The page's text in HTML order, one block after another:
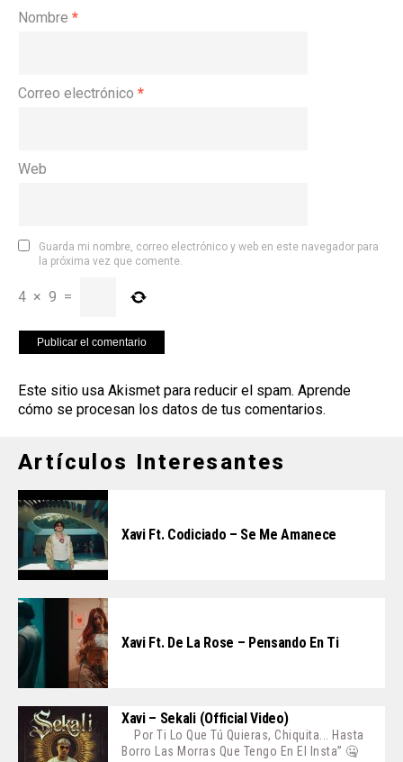
Nombre *
Correo electrónico *
Web
Guarda mi nombre, correo electrónico y web en este navegador para
la próxima vez que comente.
4 × 9 =
Este sitio usa Akismet para reducir el spam. Aprende
cómo se procesan los datos de tus comentarios.
Artículos Interesantes
Xavi Ft. Codiciado – Se Me Amanece
Xavi Ft. De La Rose – Pensando En Ti
Xavi – Sekali (Official Video)
Por Ti Lo Que Tú Quieras, Chiquita... Hasta
Borro Las Morras Que Tengo En El Insta” 🤐